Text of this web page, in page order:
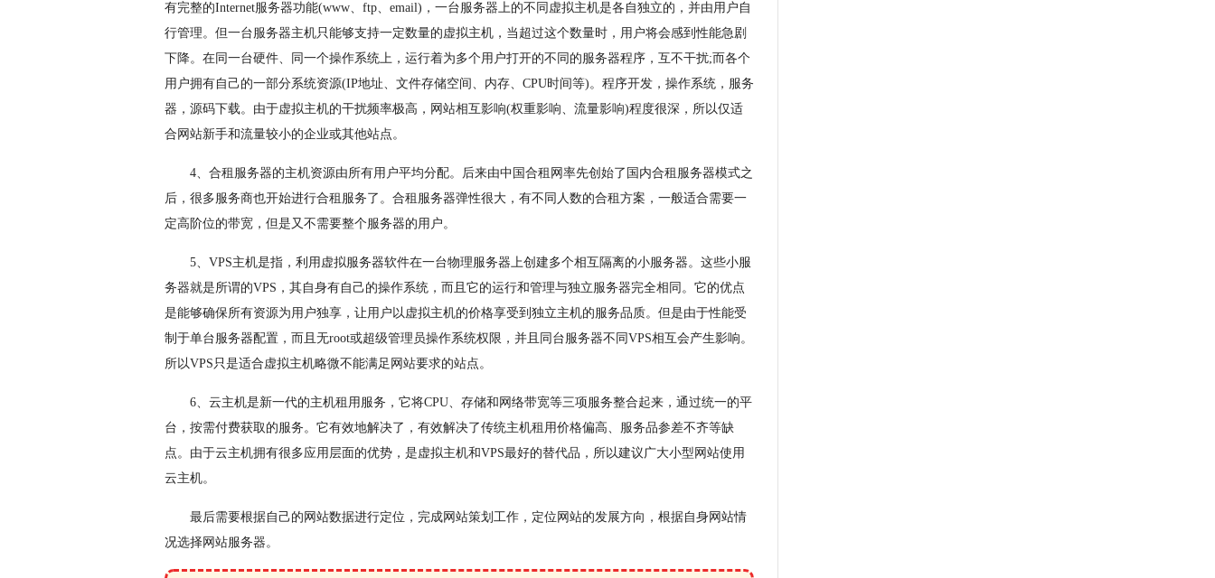
有完整的Internet服务器功能(www、ftp、email)，一台服务器上的不同虚拟主机是各自独立的，并由用户自
行管理。但一台服务器主机只能够支持一定数量的虚拟主机，当超过这个数量时，用户将会感到性能急剧
下降。在同一台硬件、同一个操作系统上，运行着为多个用户打开的不同的服务器程序，互不干扰;而各个
用户拥有自己的一部分系统资源(IP地址、文件存储空间、内存、CPU时间等)。程序开发，操作系统，服务
器，源码下载。由于虚拟主机的干扰频率极高，网站相互影响(权重影响、流量影响)程度很深，所以仅适
合网站新手和流量较小的企业或其他站点。
4、合租服务器的主机资源由所有用户平均分配。后来由中国合租网率先创始了国内合租服务器模式之
后，很多服务商也开始进行合租服务了。合租服务器弹性很大，有不同人数的合租方案，一般适合需要一
定高阶位的带宽，但是又不需要整个服务器的用户。
5、VPS主机是指，利用虚拟服务器软件在一台物理服务器上创建多个相互隔离的小服务器。这些小服
务器就是所谓的VPS，其自身有自己的操作系统，而且它的运行和管理与独立服务器完全相同。它的优点
是能够确保所有资源为用户独享，让用户以虚拟主机的价格享受到独立主机的服务品质。但是由于性能受
制于单台服务器配置，而且无root或超级管理员操作系统权限，并且同台服务器不同VPS相互会产生影响。
所以VPS只是适合虚拟主机略微不能满足网站要求的站点。
6、云主机是新一代的主机租用服务，它将CPU、存储和网络带宽等三项服务整合起来，通过统一的平
台，按需付费获取的服务。它有效地解决了，有效解决了传统主机租用价格偏高、服务品参差不齐等缺
点。由于云主机拥有很多应用层面的优势，是虚拟主机和VPS最好的替代品，所以建议广大小型网站使用
云主机。
最后需要根据自己的网站数据进行定位，完成网站策划工作，定位网站的发展方向，根据自身网站情
况选择网站服务器。